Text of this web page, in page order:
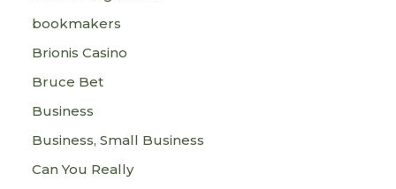
bookmakers
Brionis Casino
Bruce Bet
Business
Business, Small Business
Can You Really